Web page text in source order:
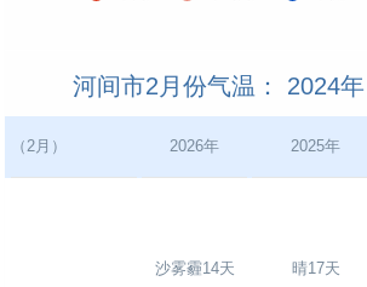
河间市2月份气温： 2024
（2月） 2026年 2025年
沙雾霾14天 晴17天